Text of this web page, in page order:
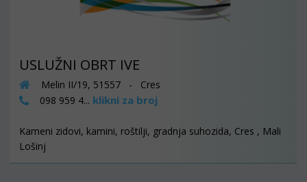
USLUŽNI OBRT IVE
Melin II/19, 51557 - Cres
098 959 4... klikni za broj
Kameni zidovi, kamini, roštilji, gradnja suhozida, Cres , Mali
Lošinj